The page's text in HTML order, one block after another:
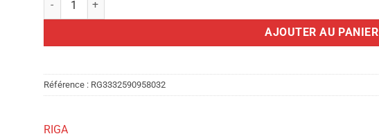
AJOUTER AU PANIER
Référence : RG3332590958032
RIGA